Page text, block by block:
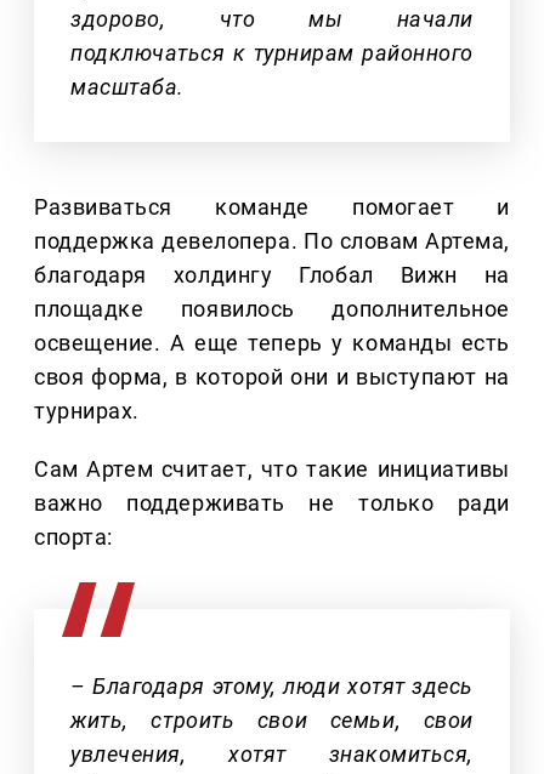
здорово, что мы начали
подключаться к турнирам районного
масштаба.
Развиваться команде помогает и
поддержка девелопера. По словам Артема,
благодаря холдингу Глобал Вижн на
площадке появилось дополнительное
освещение. А еще теперь у команды есть
своя форма, в которой они и выступают на
турнирах.
Сам Артем считает, что такие инициативы
важно поддерживать не только ради
спорта:
– Благодаря этому, люди хотят здесь
жить, строить свои семьи, свои
увлечения, хотят знакомиться,